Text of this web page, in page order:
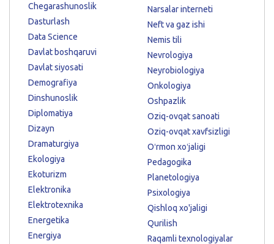
Chegarashunoslik
Dasturlash
Data Science
Davlat boshqaruvi
Davlat siyosati
Demografiya
Dinshunoslik
Diplomatiya
Dizayn
Dramaturgiya
Ekologiya
Ekoturizm
Elektronika
Elektrotexnika
Energetika
Energiya
Narsalar interneti
Neft va gaz ishi
Nemis tili
Nevrologiya
Neyrobiologiya
Onkologiya
Oshpazlik
Oziq-ovqat sanoati
Oziq-ovqat xavfsizligi
Oʻrmon xoʻjaligi
Pedagogika
Planetologiya
Psixologiya
Qishloq xo'jaligi
Qurilish
Raqamli texnologiyalar